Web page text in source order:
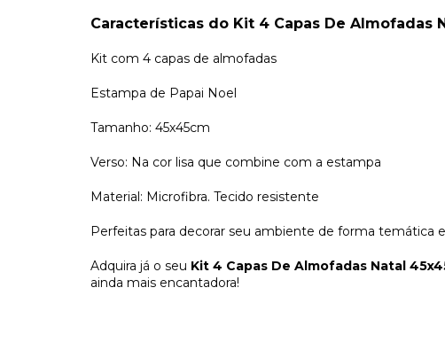
Características do Kit 4 Capas De Almofadas
Kit com 4 capas de almofadas
Estampa de Papai Noel
Tamanho: 45x45cm
Verso: Na cor lisa que combine com a estampa
Material: Microfibra. Tecido resistente
Perfeitas para decorar seu ambiente de forma temática
Adquira já o seu Kit 4 Capas De Almofadas Natal
ainda mais encantadora!